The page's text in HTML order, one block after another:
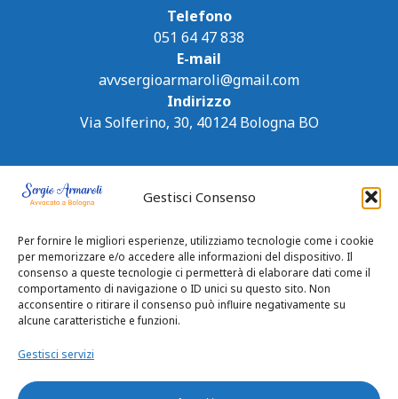
Gestisci Consenso
Per fornire le migliori esperienze, utilizziamo tecnologie come i cookie
per memorizzare e/o accedere alle informazioni del dispositivo. Il
consenso a queste tecnologie ci permetterà di elaborare dati come il
comportamento di navigazione o ID unici su questo sito. Non
acconsentire o ritirare il consenso può influire negativamente su
alcune caratteristiche e funzioni.
Gestisci servizi
Telefono
051 64 47 838
E-mail
avvsergioarmaroli@gmail.com
Indirizzo
Via Solferino, 30, 40124 Bologna BO